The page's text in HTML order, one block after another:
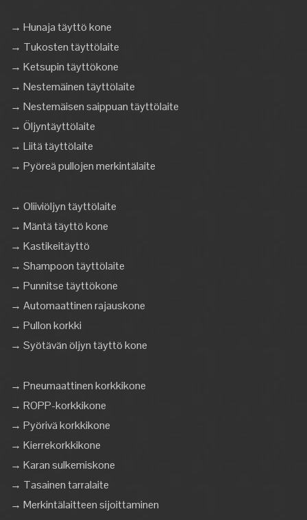
→ Hunaja täyttö kone
→ Tukosten täyttölaite
→ Ketsupin täyttökone
→ Nestemäinen täyttölaite
→ Nestemäisen saippuan täyttölaite
→ Öljyntäyttölaite
→ Liitä täyttölaite
→ Pyöreä pullojen merkintälaite
→ Oliiviöljyn täyttölaite
→ Mäntä täyttö kone
→ Kastikeitäyttö
→ Shampoon täyttölaite
→ Punnitse täyttökone
→ Automaattinen rajauskone
→ Pullon korkki
→ Syötävän öljyn täyttö kone
→ Pneumaattinen korkkikone
→ ROPP-korkkikone
→ Pyörivä korkkikone
→ Kierrekorkkikone
→ Karan sulkemiskone
→ Tasainen tarralaite
→ Merkintälaitteen sijoittaminen